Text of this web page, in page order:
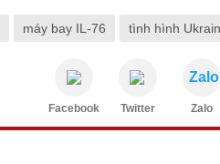
máy bay IL-76 tình hình
Facebook Twitter
Zalo
Zalo